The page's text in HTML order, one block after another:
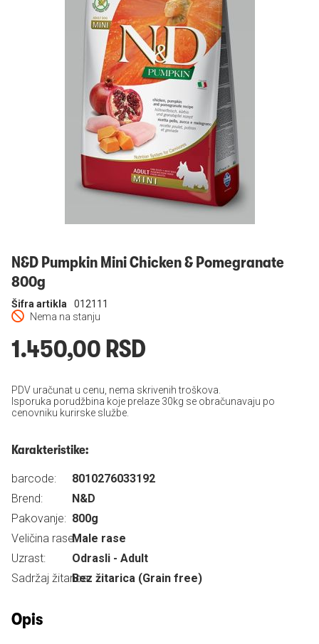
N&D Pumpkin Mini Chicken & Pomegranate
800g
Nema na stanju
Šifra artikla 012111
1.450,00 RSD
PDV uračunat u cenu, nema skrivenih troškova.
Isporuka porudžbina koje prelaze 30kg se obračunavaju po
cenovniku kurirske službe.
Karakteristike:
barcode:
8010276033192
Brend:
N&D
Pakovanje: 800g
Veličina rase:Male rase
Uzrast:
Odrasli - Adult
Sadržaj žitarica:Bez žitarica (Grain free)
Opis